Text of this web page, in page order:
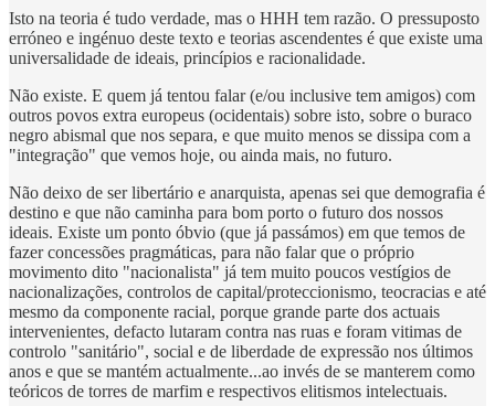
Isto na teoria é tudo verdade, mas o HHH tem razão. O pressuposto
erróneo e ingénuo deste texto e teorias ascendentes é que existe uma
universalidade de ideais, princípios e racionalidade.
Não existe. E quem já tentou falar (e/ou inclusive tem amigos) com
outros povos extra europeus (ocidentais) sobre isto, sobre o buraco
negro abismal que nos separa, e que muito menos se dissipa com a
"integração" que vemos hoje, ou ainda mais, no futuro.
Não deixo de ser libertário e anarquista, apenas sei que demografia é
destino e que não caminha para bom porto o futuro dos nossos
ideais. Existe um ponto óbvio (que já passámos) em que temos de
fazer concessões pragmáticas, para não falar que o próprio
movimento dito "nacionalista" já tem muito poucos vestígios de
nacionalizações, controlos de capital/proteccionismo, teocracias e até
mesmo da componente racial, porque grande parte dos actuais
intervenientes, defacto lutaram contra nas ruas e foram vitimas de
controlo "sanitário", social e de liberdade de expressão nos últimos
anos e que se mantém actualmente...ao invés de se manterem como
teóricos de torres de marfim e respectivos elitismos intelectuais.